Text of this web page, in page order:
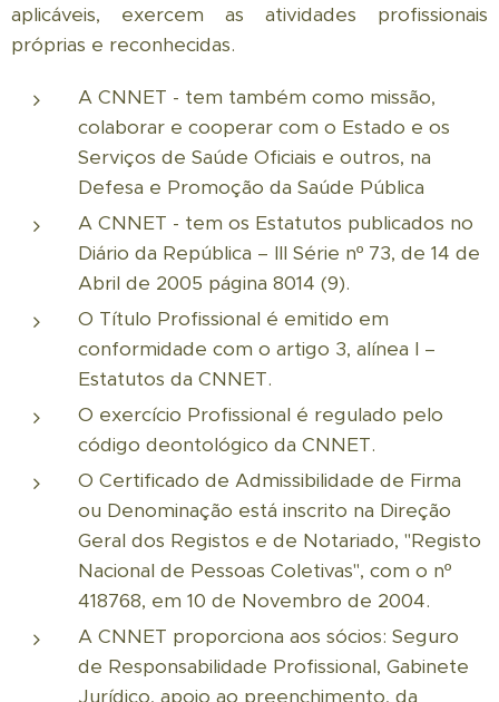
aplicáveis, exercem as atividades profissionais
próprias e reconhecidas.
A CNNET - tem também como missão,
colaborar e cooperar com o Estado e os
Serviços de Saúde Oficiais e outros, na
Defesa e Promoção da Saúde Pública
A CNNET - tem os Estatutos publicados no
Diário da República – III Série nº 73, de 14 de
Abril de 2005 página 8014 (9).
O Título Profissional é emitido em
conformidade com o artigo 3, alínea I –
Estatutos da CNNET.
O exercício Profissional é regulado pelo
código deontológico da CNNET.
O Certificado de Admissibilidade de Firma
ou Denominação está inscrito na Direção
Geral dos Registos e de Notariado, "Registo
Nacional de Pessoas Coletivas", com o nº
418768, em 10 de Novembro de 2004.
A CNNET proporciona aos sócios: Seguro
de Responsabilidade Profissional, Gabinete
Jurídico, apoio ao preenchimento, da